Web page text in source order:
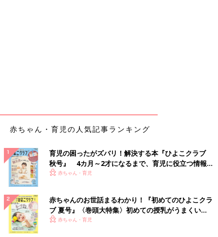
に多く見られます。妊婦がかかると、まれにおなかの赤ちゃんが
胎児
水腫という病気にかかる危険性があります。妊娠中は感染し
ないように注意しましょう。
小児救命救急センター24時【りんご病
（伝染性紅斑）】
女の子を抱っこした母親が徒歩で救急外来に来
られています」と、当直が始まったばかりの時
間に救急受付から電話があった。「すぐに行く
赤ちゃんのりんご病・伝染性紅斑 治療＆ホームケア
赤ちゃん・育児の人気記事ランキング
育児の困ったがズバリ！解決する本『ひよこクラブ
秋号』 4カ月～2才になるまで、育児に役立つ情報が
いっぱい！
赤ちゃん・育児
赤ちゃんのお世話まるわかり！『初めてのひよこクラ
ブ 夏号』〈巻頭大特集〉初めての授乳がうまくい
く！ おっぱい・ミルクの基本と夏のトラブル 解決テ
赤ちゃん・育児